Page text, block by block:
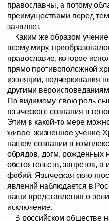
православны, а потому
преимуществами перед
заявляет.
Каким же образом учение
всему миру,
православие, которое
прямо противоположной
изоляции, подчеркивания
другими
По видимому, свою роль
языческого сознания в
Этим в какой-то мере
живое, жизненное учение
нашем сознании в
обрядов, догм, рожденных
обстоятельств, запретов, а
фобий. Языческая
явлений наблюдается в
наши представления о
исключение.
В российском обществе